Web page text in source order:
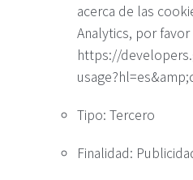
acerca de las
Analytics, por
https://
Tipo: Tercero
Finalidad: